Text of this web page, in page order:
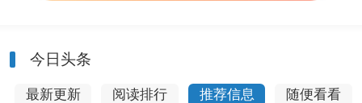
今日头条
最新更新 阅读排行 推荐信息 随便看看